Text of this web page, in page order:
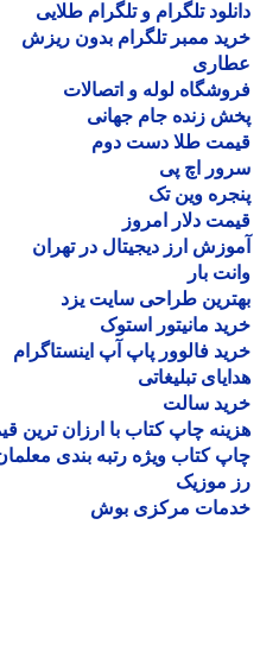
تلگرام و تلگرام طلایی
ممبر تلگرام بدون ریزش
لوله و اتصالات
زنده جام جهانی
طلا دست دوم
اچ پی
وین تک
دلار امروز
ارز دیجیتال در تهران
بار
طراحی سایت یزد
مانیتور استوک
فالوور پاپ آپ اینستاگرام
تبلیغاتی
سالت
چاپ کتاب با ارزان ترین قیمت
کتاب ویژه رتبه بندی معلمان
موزیک
مرکزی بوش